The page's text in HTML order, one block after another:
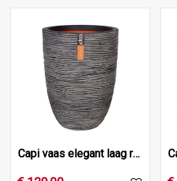
Capi vaas elegant laag rib nl 46x58 antraciet